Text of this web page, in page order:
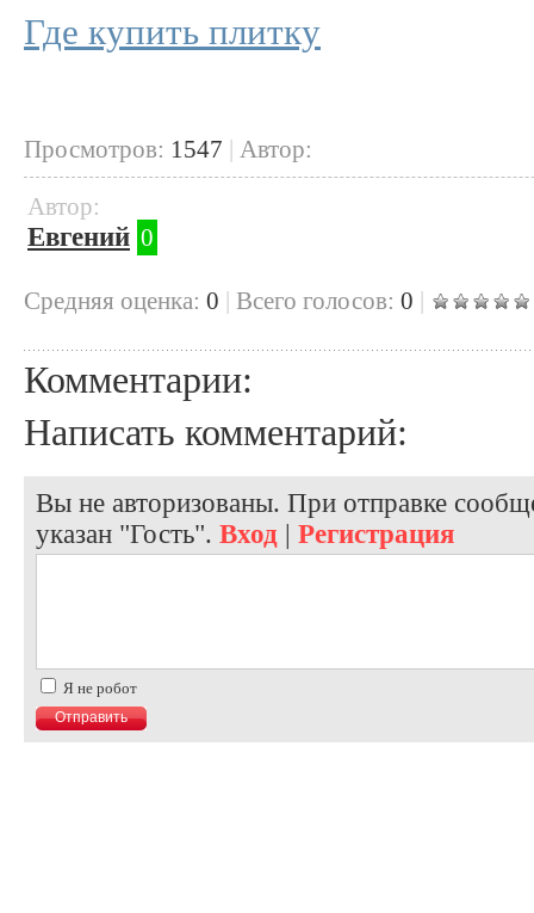
Где купить плитку
Просмотров: 1547 | Автор:
Автор:
Евгений 0
Cредняя оценка: 0 | Всего голосов: 0 |
Комментарии:
Написать комментарий:
Вы не авторизованы. При отправке
указан "Гость". Вход | Регистрация
Я не робот